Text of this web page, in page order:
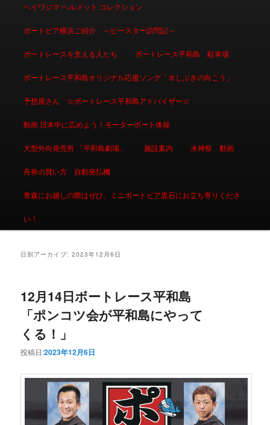
ヘイワジマ ヘルメット コレクション
ボートピア横浜ご紹介 ～ピースター訪問記～
ボートレースを支える人たち ボートレース平和島 駐車場
ボートレース平和島オリジナル応援ソング「水しぶきの向こう」
予想屋さん ☆ボートレース平和島アドバイザー☆
動画 日本中に広めよう！モーターボート体操
大型外向発売所 「平和島劇場」 施設案内 水神祭 動画
舟券の買い方 自動発払機
青森にお越しの際はぜひ、ミニボートピア黒石にお立ち寄りくださ
い！
日別アーカイブ:2023年12月6日
12月14日ボートレース平和島
「ポンコツ会が平和島にやって
くる！」
投稿日:2023年12月6日